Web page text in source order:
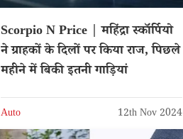
Scorpio N Price | महिंद्रा स्कॉर्पियो
ने ग्राहकों के दिलों पर किया राज, पिछले
महीने में बिकी इतनी गाड़ियां
Auto 12th Nov 2024